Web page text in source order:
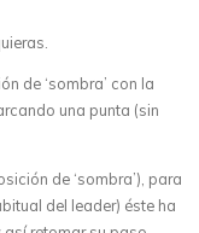
de ‘sombra’ con la
una punta (sin
de ‘sombra’), para
del leader) éste ha